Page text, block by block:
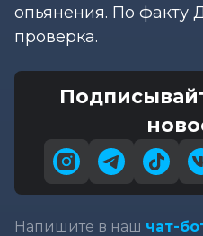
опьянения. По факту
проверка.
Напишите в наш чат-